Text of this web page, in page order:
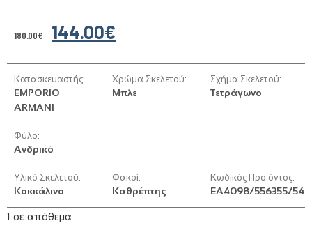
180.00€ 144.00€
Κατασκευαστής:
EMPORIO
ARMANI
Χρώμα Σκελετού:
Μπλε
Σχήμα Σκελετού:
Τετράγωνο
Φύλο:
Ανδρικό
Υλικό Σκελετού:
Κοκκάλινο
Φακοί:
Καθρέπτης
Κωδικός Προϊόντος:
EA4098/556355/54
1 σε απόθεμα